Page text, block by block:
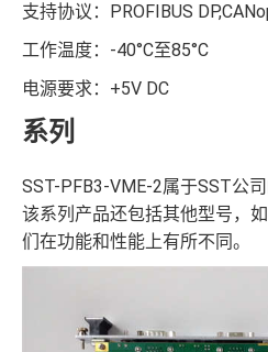
支持协议：PROFIBUS
工作温度：-40°C至85°C
电源要求：+5V DC
系列
SST-PFB3-VME-2属于SST公
该系列产品还包括其他型号，
们在功能和性能上有所不同。